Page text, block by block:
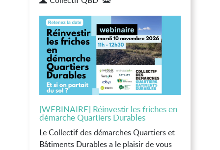
[WEBINAIRE] Réinvestir les friches en
démarche Quartiers Durables
Le Collectif des démarches Quartiers et
Bâtiments Durables a le plaisir de vous